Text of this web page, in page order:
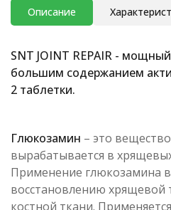
Описание
SNT JOINT REPAIR -
большим содержанием
2 таблетки.
Глюкозамин – это
вырабатывается в
Применение глюкозамина в
восстановлению хрящевой
костной ткани.